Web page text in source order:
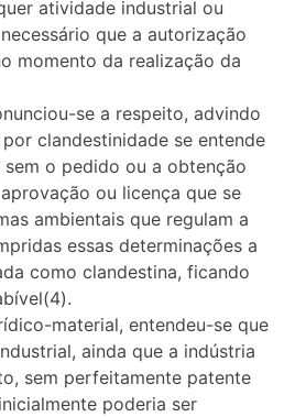
atividade industrial ou
que a autorização
momento da realização da
se a respeito, advindo
clandestinidade se entende
o pedido ou a obtenção
ou licença que se
ambientais que regulam a
essas determinações a
como clandestina, ficando
material, entendeu-se que
ainda que a indústria
sem perfeitamente patente
poderia ser